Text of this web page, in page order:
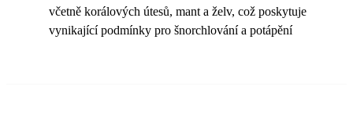
včetně korálových útesů, mant a želv, což poskytuje
vynikající podmínky pro šnorchlování a potápění